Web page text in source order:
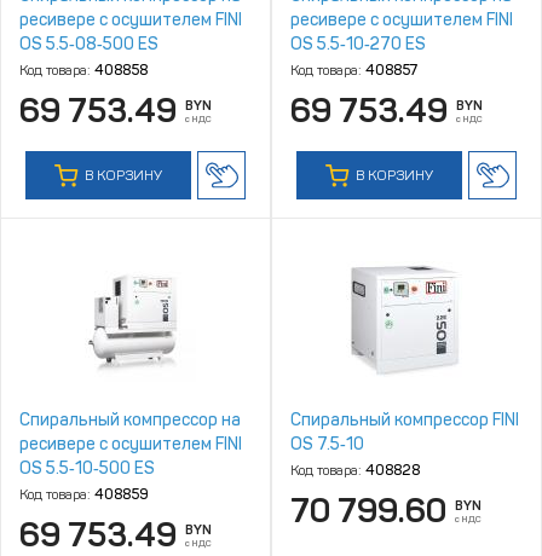
ресивере с осушителем FINI
OS 5.5‑08‑500 ES
Код товара: 408858
69 753.49 BYN
с НДС
В КОРЗИНУ
ресивере с осушителем FINI
OS 5.5‑10‑270 ES
Код товара: 408857
69 753.49 BYN
с НДС
В КОРЗИНУ
Спиральный компрессор на
ресивере с осушителем FINI
OS 5.5‑10‑500 ES
Код товара: 408859
69 753.49 BYN
с НДС
Спиральный компрессор FINI
OS 7.5‑10
Код товара: 408828
70 799.60 BYN
с НДС